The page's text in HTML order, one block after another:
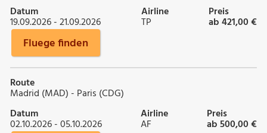
Datum
19.09.2026 - 21.09.2026
Airline
TP
Preis
ab 421,00 €
Fluege finden
Route
Madrid (MAD) - Paris (CDG)
Datum
02.10.2026 - 05.10.2026
Airline
AF
Preis
ab 500,00 €